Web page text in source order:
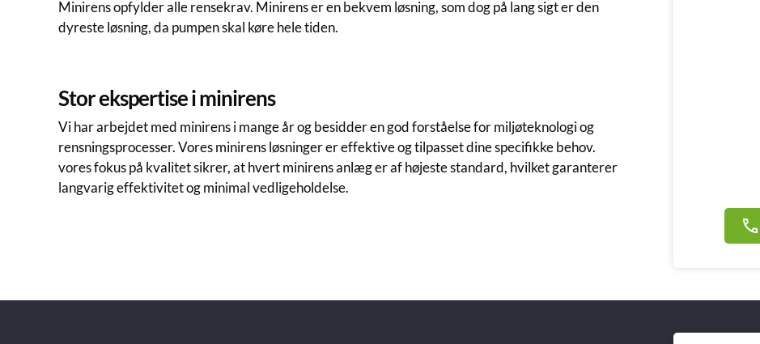
Minirens opfylder alle rensekrav. Minirens er en bekvem løsning, som dog på lang sigt er den
dyreste løsning, da pumpen skal køre hele tiden.
Stor ekspertise i minirens
Vi har arbejdet med minirens i mange år og besidder en god forståelse for miljøteknologi og
rensningsprocesser. Vores minirens løsninger er effektive og tilpasset dine specifikke behov.
vores fokus på kvalitet sikrer, at hvert minirens anlæg er af højeste standard, hvilket garanterer
langvarig effektivitet og minimal vedligeholdelse.